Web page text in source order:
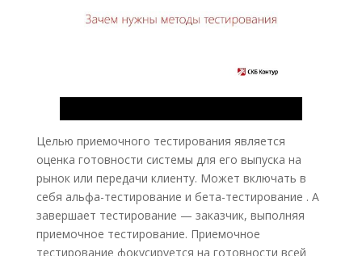
Целью приемочного тестирования является
оценка готовности системы для его выпуска на
рынок или передачи клиенту. Может включать в
себя альфа-тестирование и бета-тестирование . А
завершает тестирование — заказчик, выполняя
приемочное тестирование. Приемочное
тестирование фокусируется на готовности всей